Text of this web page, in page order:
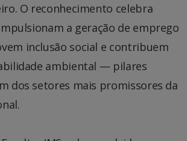
O reconhecimento celebra
a geração de emprego
inclusão social e contribuem
ambiental — pilares
dos setores mais promissores da